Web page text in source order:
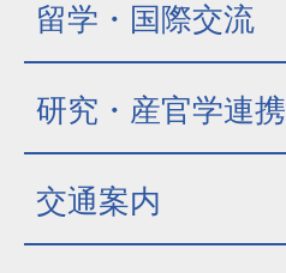
留学・国際交流
研究・産官学連携
交通案内